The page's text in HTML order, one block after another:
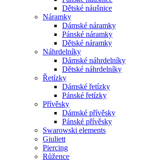
Dětské náušnice
Náramky
Dámské náramky
Pánské náramky
Dětské náramky
Náhrdelníky
Dámské náhrdelníky
Dětské náhrdelníky
Řetízky
Dámské řetízky
Pánské řetízky
Přívěsky
Dámské přívěsky
Pánské přívěsky
Swarowski elements
Giuliett
Piercing
Růžence